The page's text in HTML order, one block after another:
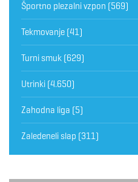
Športno plezalni vzpon (569)
Tekmovanje (41)
Turni smuk (629)
Utrinki (4.650)
Zahodna liga (5)
Zaledeneli slap (311)